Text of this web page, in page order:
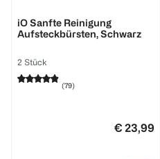
iO Sanfte Reinigung
Aufsteckbürsten, Schwarz
2 Stück
(79)
€ 23,99